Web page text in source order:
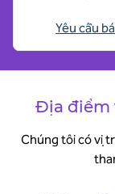
Yêu cầu
Địa điểm
Chúng tôi có vị